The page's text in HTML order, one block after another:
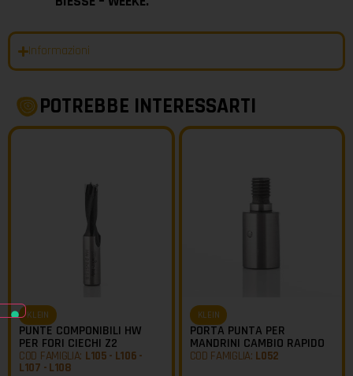
Informazioni
POTREBBE INTERESSARTI
KLEIN
PUNTE COMPONIBILI HW
PER FORI CIECHI Z2
COD FAMIGLIA: L105 - L106 -
L107 - L108
KLEIN
PORTA PUNTA PER
MANDRINI CAMBIO RAPIDO
COD FAMIGLIA: L052